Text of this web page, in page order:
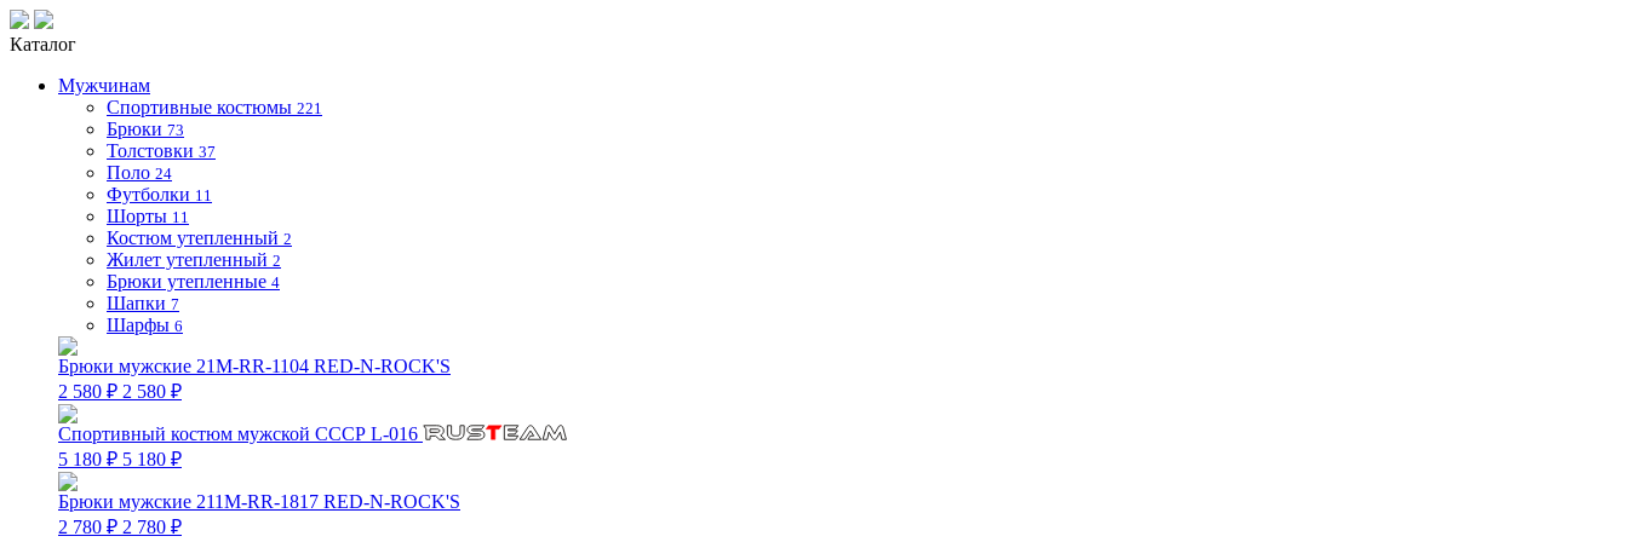
Каталог
Мужчинам
Спортивные костюмы 221
Брюки 73
Толстовки 37
Поло 24
Футболки 11
Шорты 11
Костюм утепленный 2
Жилет утепленный 2
Брюки утепленные 4
Шапки 7
Шарфы 6
Брюки мужские 21M-RR-1104 RED-N-ROCK'S
2 580 ₽ 2 580 ₽
Спортивный костюм мужской СССР L-016
5 180 ₽ 5 180 ₽
Брюки мужские 211M-RR-1817 RED-N-ROCK'S
2 780 ₽ 2 780 ₽